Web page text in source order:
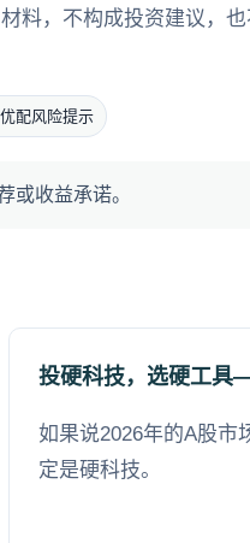
料，不构成投资建议，
配风险提示
或收益承诺。
投硬科技，选硬工具
如果说2026年的A股市
定是硬科技。